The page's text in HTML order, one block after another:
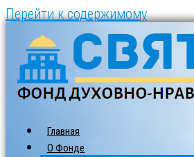
Перейти к содержимому
Главная
О Фонде